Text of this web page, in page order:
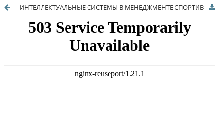
ИНТЕЛЛЕКТУАЛЬНЫЕ СИСТЕМЫ В МЕНЕДЖМЕНТЕ СПОРТИВНОЙ ПОДГОТОВКИ: АНАЛИЗ ЭФФЕКТИВНОСТИ ПРИМЕНЕНИЯ ТЕХНОЛОГИЙ ИСКУССТВЕННОГО ИНТЕЛЛЕКТА ДЛЯ ОЦЕНКИ ТЕХНИКИ НИЗКОГО СТАРТА